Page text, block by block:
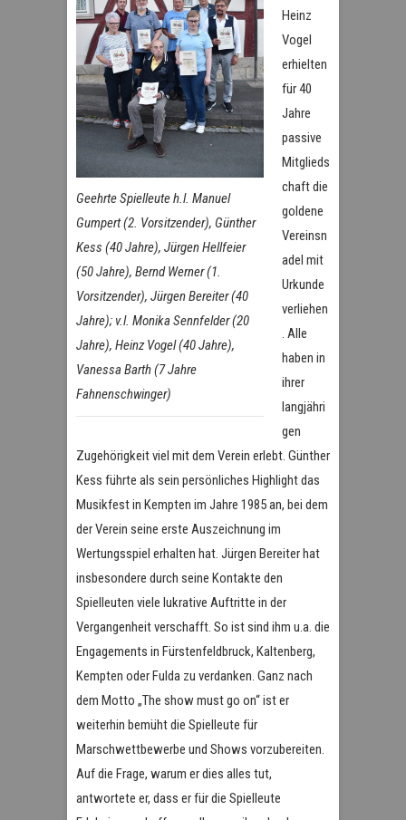
Geehrte Spielleute h.l. Manuel
Gumpert (2. Vorsitzender), Günther
Kess (40 Jahre), Jürgen Hellfeier
(50 Jahre), Bernd Werner (1.
Vorsitzender), Jürgen Bereiter (40
Jahre); v.l. Monika Sennfelder (20
Jahre), Heinz Vogel (40 Jahre),
Vanessa Barth (7 Jahre
Fahnenschwinger)
Heinz
Vogel
erhielten
für 40
Jahre
passive
Mitglieds
chaft die
goldene
Vereinsn
adel mit
Urkunde
verliehen
. Alle
haben in
ihrer
langjähri
gen
Zugehörigkeit viel mit dem Verein erlebt. Günther
Kess führte als sein persönliches Highlight das
Musikfest in Kempten im Jahre 1985 an, bei dem
der Verein seine erste Auszeichnung im
Wertungsspiel erhalten hat. Jürgen Bereiter hat
insbesondere durch seine Kontakte den
Spielleuten viele lukrative Auftritte in der
Vergangenheit verschafft. So ist sind ihm u.a. die
Engagements in Fürstenfeldbruck, Kaltenberg,
Kempten oder Fulda zu verdanken. Ganz nach
dem Motto „The show must go on“ ist er
weiterhin bemüht die Spielleute für
Marschwettbewerbe und Shows vorzubereiten.
Auf die Frage, warum er dies alles tut,
antwortete er, dass er für die Spielleute